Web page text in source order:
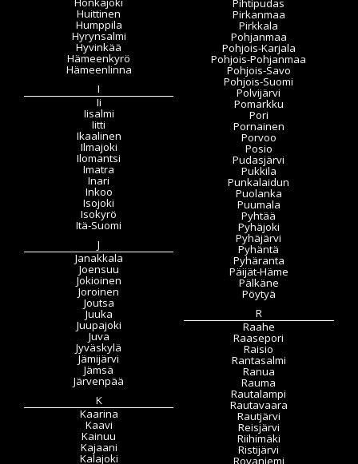
Huittinen
Humppila
Hyrynsalmi
Hyvinkää
Hämeenkyrö
Hämeenlinna
I
Ii
Iisalmi
Iitti
Ikaalinen
Ilmajoki
Ilomantsi
Imatra
Inari
Inkoo
Isojoki
Isokyrö
Itä-Suomi
J
Janakkala
Joensuu
Jokioinen
Joroinen
Joutsa
Juuka
Juupajoki
Juva
Jyväskylä
Jämijärvi
Jämsä
Järvenpää
K
Kaarina
Kaavi
Kainuu
Kajaani
Kalajoki
Pihtipudas
Pirkanmaa
Pirkkala
Pohjanmaa
Pohjois-Karjala
Pohjois-Pohjanmaa
Pohjois-Savo
Pohjois-Suomi
Polvijärvi
Pomarkku
Pori
Pornainen
Porvoo
Posio
Pudasjärvi
Pukkila
Punkalaidun
Puolanka
Puumala
Pyhtää
Pyhäjoki
Pyhäjärvi
Pyhäntä
Pyhäranta
Päijät-Häme
Pälkäne
Pöytyä
R
Raahe
Raasepori
Raisio
Rantasalmi
Ranua
Rauma
Rautalampi
Rautavaara
Rautjärvi
Reisjärvi
Riihimäki
Ristijärvi
Rovaniemi